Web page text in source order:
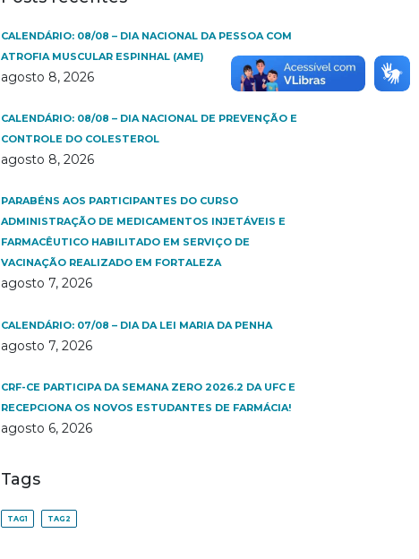
CALENDÁRIO: 08/08 – DIA NACIONAL DA PESSOA COM
ATROFIA MUSCULAR ESPINHAL (AME)
agosto 8, 2026
CALENDÁRIO: 08/08 – DIA NACIONAL DE PREVENÇÃO E
CONTROLE DO COLESTEROL
agosto 8, 2026
PARABÉNS AOS PARTICIPANTES DO CURSO
ADMINISTRAÇÃO DE MEDICAMENTOS INJETÁVEIS E
FARMACÊUTICO HABILITADO EM SERVIÇO DE
VACINAÇÃO REALIZADO EM FORTALEZA
agosto 7, 2026
CALENDÁRIO: 07/08 – DIA DA LEI MARIA DA PENHA
agosto 7, 2026
CRF-CE PARTICIPA DA SEMANA ZERO 2026.2 DA UFC E
RECEPCIONA OS NOVOS ESTUDANTES DE FARMÁCIA!
agosto 6, 2026
Tags
TAG1 TAG2